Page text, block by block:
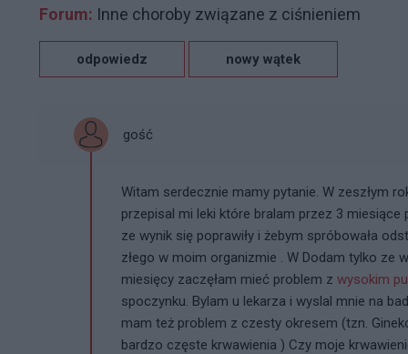
Forum: Inne choroby związane z ciśnieniem
odpowiedz nowy wątek
gość
Witam serdecznie mamy pytanie. W zeszłym
przepisal mi leki które bralam przez 3
ze wynik się poprawiły i żebym spróbowała
złego w moim organizmie . W Dodam tylko ze
miesięcy zaczęłam mieć problem z wysokim
spoczynku. Bylam u lekarza i wyslal mnie na
mam też problem z czesty okresem (tzn.
bardzo częste krwawienia ) Czy moje